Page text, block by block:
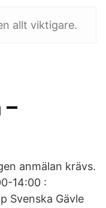
allt viktigare.
anmälan krävs.
14:00 :
Svenska Gävle